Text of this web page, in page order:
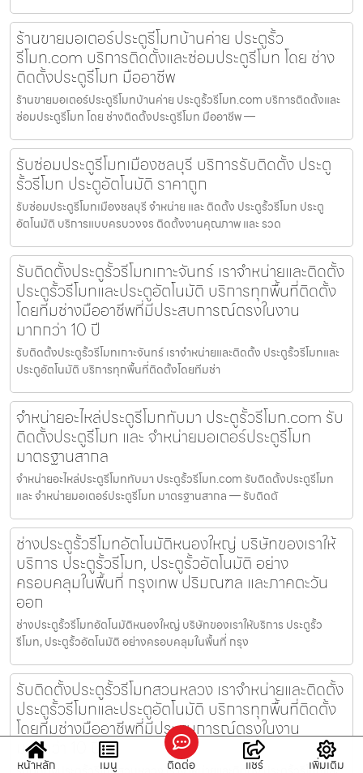
ร้านขายมอเตอร์ประตูรีโมทบ้านค่าย ประตูรั้ว
รีโมท.com บริการติดตั้งและซ่อมประตูรีโมท โดย ช่าง
ติดตั้งประตูรีโมท มืออาชีพ
ร้านขายมอเตอร์ประตูรีโมทบ้านค่าย ประตูรั้วรีโมท.com บริการติดตั้งและ
ซ่อมประตูรีโมท โดย ช่างติดตั้งประตูรีโมท มืออาชีพ —
รับซ่อมประตูรีโมทเมืองชลบุรี บริการรับติดตั้ง ประตู
รั้วรีโมท ประตูอัตโนมัติ ราคาถูก
รับซ่อมประตูรีโมทเมืองชลบุรี จำหน่าย และ ติดตั้ง ประตูรั้วรีโมท ประตู
อัตโนมัติ บริการแบบครบวงจร ติดตั้งงานคุณภาพ และ รวด
รับติดตั้งประตูรั้วรีโมทเกาะจันทร์ เราจำหน่ายและติดตั้ง
ประตูรั้วรีโมทและประตูอัตโนมัติ บริการทุกพื้นที่ติดตั้ง
โดยทีมช่างมืออาชีพที่มีประสบการณ์ตรงในงาน
มากกว่า 10 ปี
รับติดตั้งประตูรั้วรีโมทเกาะจันทร์ เราจำหน่ายและติดตั้ง ประตูรั้วรีโมทและ
ประตูอัตโนมัติ บริการทุกพื้นที่ติดตั้งโดยทีมช่า
จำหน่ายอะไหล่ประตูรีโมททับมา ประตูรั้วรีโมท.com รับ
ติดตั้งประตูรีโมท และ จำหน่ายมอเตอร์ประตูรีโมท
มาตรฐานสากล
จำหน่ายอะไหล่ประตูรีโมททับมา ประตูรั้วรีโมท.com รับติดตั้งประตูรีโมท
และ จำหน่ายมอเตอร์ประตูรีโมท มาตรฐานสากล — รับติดตั
ช่างประตูรั้วรีโมทอัตโนมัติหนองใหญ่ บริษัทของเราให้
บริการ ประตูรั้วรีโมท, ประตูรั้วอัตโนมัติ อย่าง
ครอบคลุมในพื้นที่ กรุงเทพ ปริมณฑล และภาคตะวัน
ออก
ช่างประตูรั้วรีโมทอัตโนมัติหนองใหญ่ บริษัทของเราให้บริการ ประตูรั้ว
รีโมท, ประตูรั้วอัตโนมัติ อย่างครอบคลุมในพื้นที่ กรุง
รับติดตั้งประตูรั้วรีโมทสวนหลวง เราจำหน่ายและติดตั้ง
ประตูรั้วรีโมทและประตูอัตโนมัติ บริการทุกพื้นที่ติดตั้ง
โดยทีมช่างมืออาชีพที่มีประสบการณ์ตรงในงาน
มากกว่า 10 ปี
หน้าหลัก เมนู ติดต่อ แชร์ เพิ่มเติม